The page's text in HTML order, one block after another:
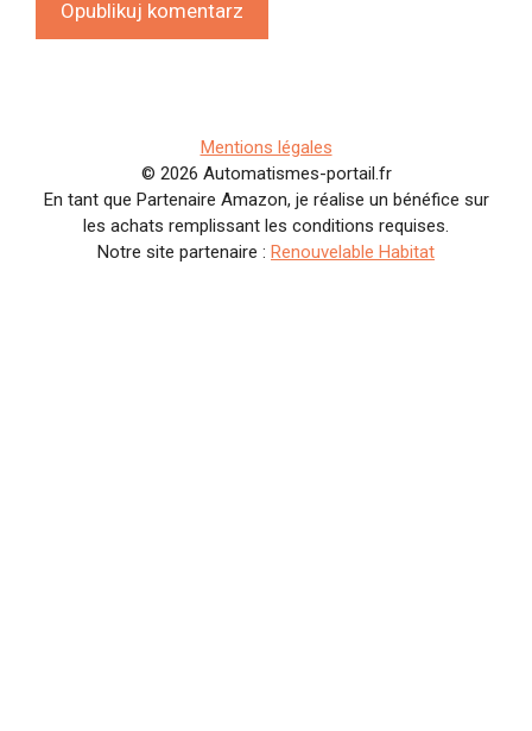
Mentions légales
© 2026 Automatismes-portail.fr
En tant que Partenaire Amazon, je réalise un bénéfice sur
les achats remplissant les conditions requises.
Notre site partenaire : Renouvelable Habitat